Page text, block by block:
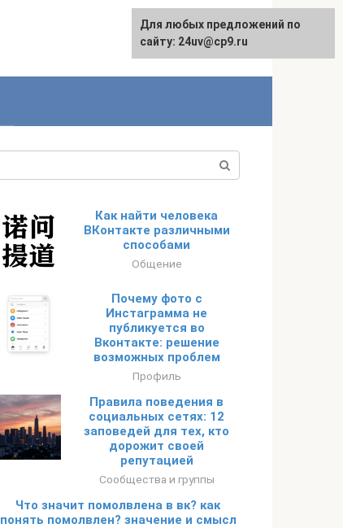
Как найти человека
ВКонтакте различными
способами
Общение
Почему фото с
Инстаграмма не
публикуется во
Вконтакте: решение
возможных проблем
Профиль
Правила поведения в
социальных сетях: 12
заповедей для тех, кто
дорожит своей
репутацией
Сообщества и группы
Что значит помолвлена в вк? как
понять помолвлен? значение и смысл
Для любых предложений по
сайту: 24uv@cp9.ru